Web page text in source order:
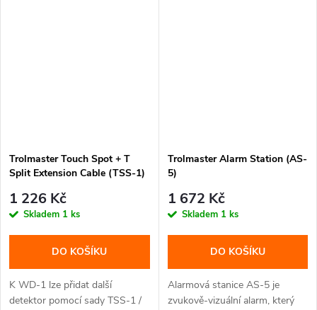
Trolmaster Touch Spot + T
Split Extension Cable (TSS-1)
1 226 Kč
Skladem 1 ks
DO KOŠÍKU
K WD-1 lze přidat další
detektor pomocí sady TSS-1 /
Trolmaster Alarm Station (AS-
5)
1 672 Kč
Skladem 1 ks
DO KOŠÍKU
Alarmová stanice AS-5 je
zvukově-vizuální alarm, který